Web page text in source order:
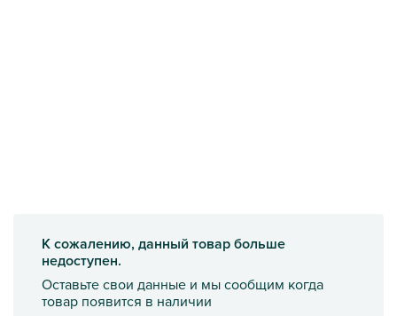
К сожалению, данный товар больше
недоступен.
Оставьте свои данные и мы сообщим когда
товар появится в наличии